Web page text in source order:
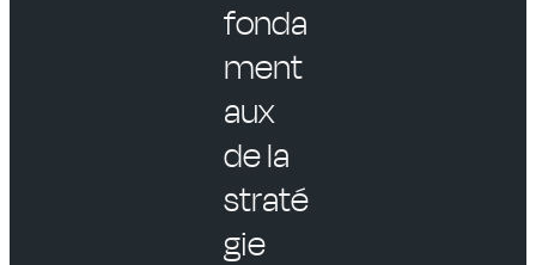
fonda
ment
aux
de la
straté
gie